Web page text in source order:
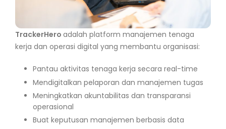
TrackerHero adalah platform manajemen tenaga
kerja dan operasi digital yang membantu organisasi:
Pantau aktivitas tenaga kerja secara real-time
Mendigitalkan pelaporan dan manajemen tugas
Meningkatkan akuntabilitas dan transparansi
operasional
Buat keputusan manajemen berbasis data